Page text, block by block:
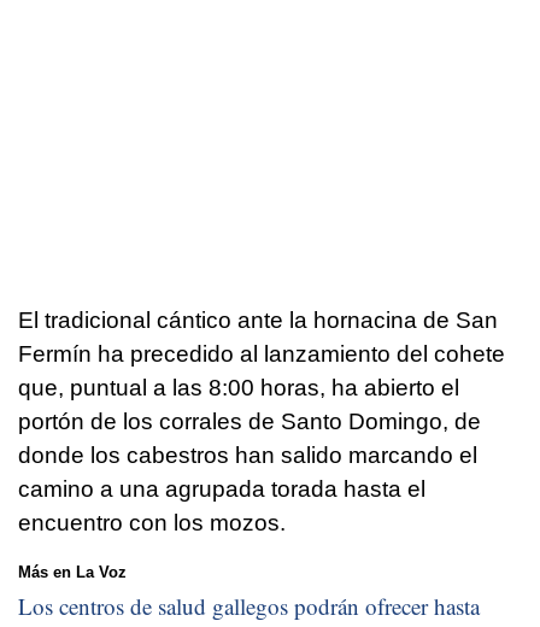
El tradicional cántico ante la hornacina de San
Fermín ha precedido al lanzamiento del cohete
que, puntual a las 8:00 horas, ha abierto el
portón de los corrales de Santo Domingo, de
donde los cabestros han salido marcando el
camino a una agrupada torada hasta el
encuentro con los mozos.
Más en La Voz
Los centros de salud gallegos podrán ofrecer hasta